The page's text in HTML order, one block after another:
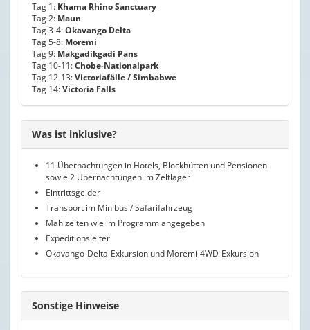
Tag 1: Khama Rhino Sanctuary
Tag 2: Maun
Tag 3-4:Okavango Delta
Tag 5-8: Moremi
Tag 9: Makgadikgadi Pans
Tag 10-11:Chobe-Nationalpark
Tag 12-13:Victoriafälle / Simbabwe
Tag 14:Victoria Falls
Was ist inklusive?
11 Übernachtungen in Hotels, Blockhütten und Pensionen
sowie 2 Übernachtungen im Zeltlager
Eintrittsgelder
Transport im Minibus / Safarifahrzeug
Mahlzeiten wie im Programm angegeben
Expeditionsleiter
Okavango-Delta-Exkursion und Moremi-4WD-Exkursion
Sonstige Hinweise